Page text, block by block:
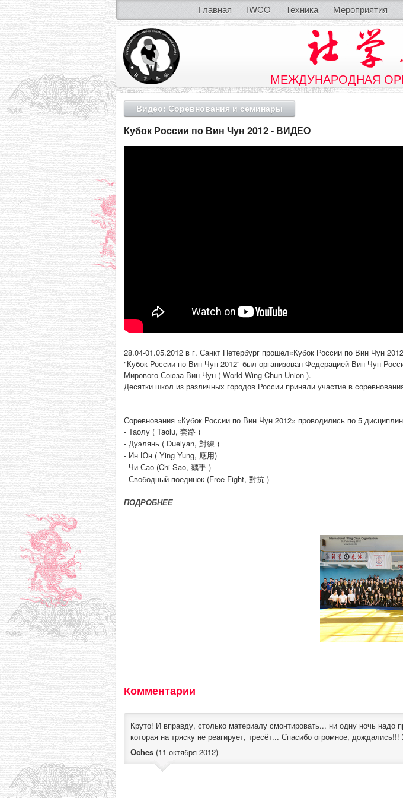
Главная IWCO Техника Мероприятия
МЕЖДУНАРОДНАЯ
Видео: Соревнования и семинары
Кубок России по Вин Чун 2012 - ВИДЕО
28.04-01.05.2012 в г. Санкт Петербург прошел«Кубок России по Вин Чун
"Кубок России по Вин Чун 2012" был организован Федерацией Вин Чун
Мирового Союза Вин Чун ( World Wing Chun Union ).
Десятки школ из различных городов России приняли участие в
Соревнования «Кубок России по Вин Чун 2012» проводились по 5
- Таолу ( Taolu, 套路 )
- Дуэлянь ( Duelyan, 對練 )
- Ин Юн ( Ying Yung, 應用)
- Чи Сао (Chi Sao, 黐手 )
- Свободный поединок (Free Fight, 對抗 )
ПОДРОБНЕЕ
Комментарии
Круто! И вправду, столько материалу смонтировать... ни одну ночь
которая на тряску не реагирует, тресёт... Спасибо огромное,
Oches (11 октября 2012)